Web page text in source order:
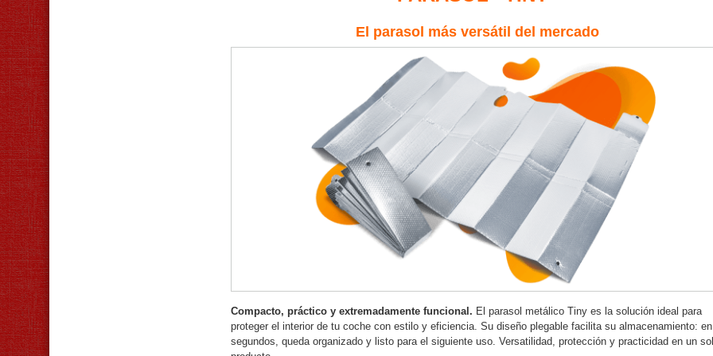
El parasol más versátil del mercado
Compacto, práctico y extremadamente funcional. El parasol metálico Tiny es la solución ideal para
proteger el interior de tu coche con estilo y eficiencia. Su diseño plegable facilita su almacenamiento: en
segundos, queda organizado y listo para el siguiente uso. Versatilidad, protección y practicidad en un